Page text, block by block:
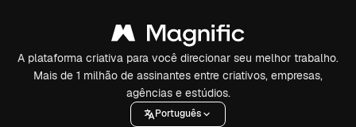
A plataforma criativa para você direcionar seu melhor trabalho.
Mais de 1 milhão de assinantes entre criativos, empresas,
agências e estúdios.
Português